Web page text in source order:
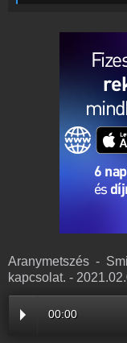
Aranymetszés -
kapcsolat. -
00:00